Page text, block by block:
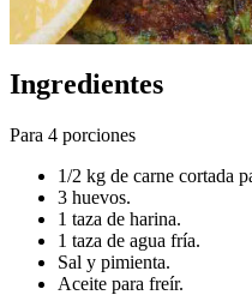
Ingredientes
Para 4 porciones
1/2 kg de carne cortada
3 huevos.
1 taza de harina.
1 taza de agua fría.
Sal y pimienta.
Aceite para freír.